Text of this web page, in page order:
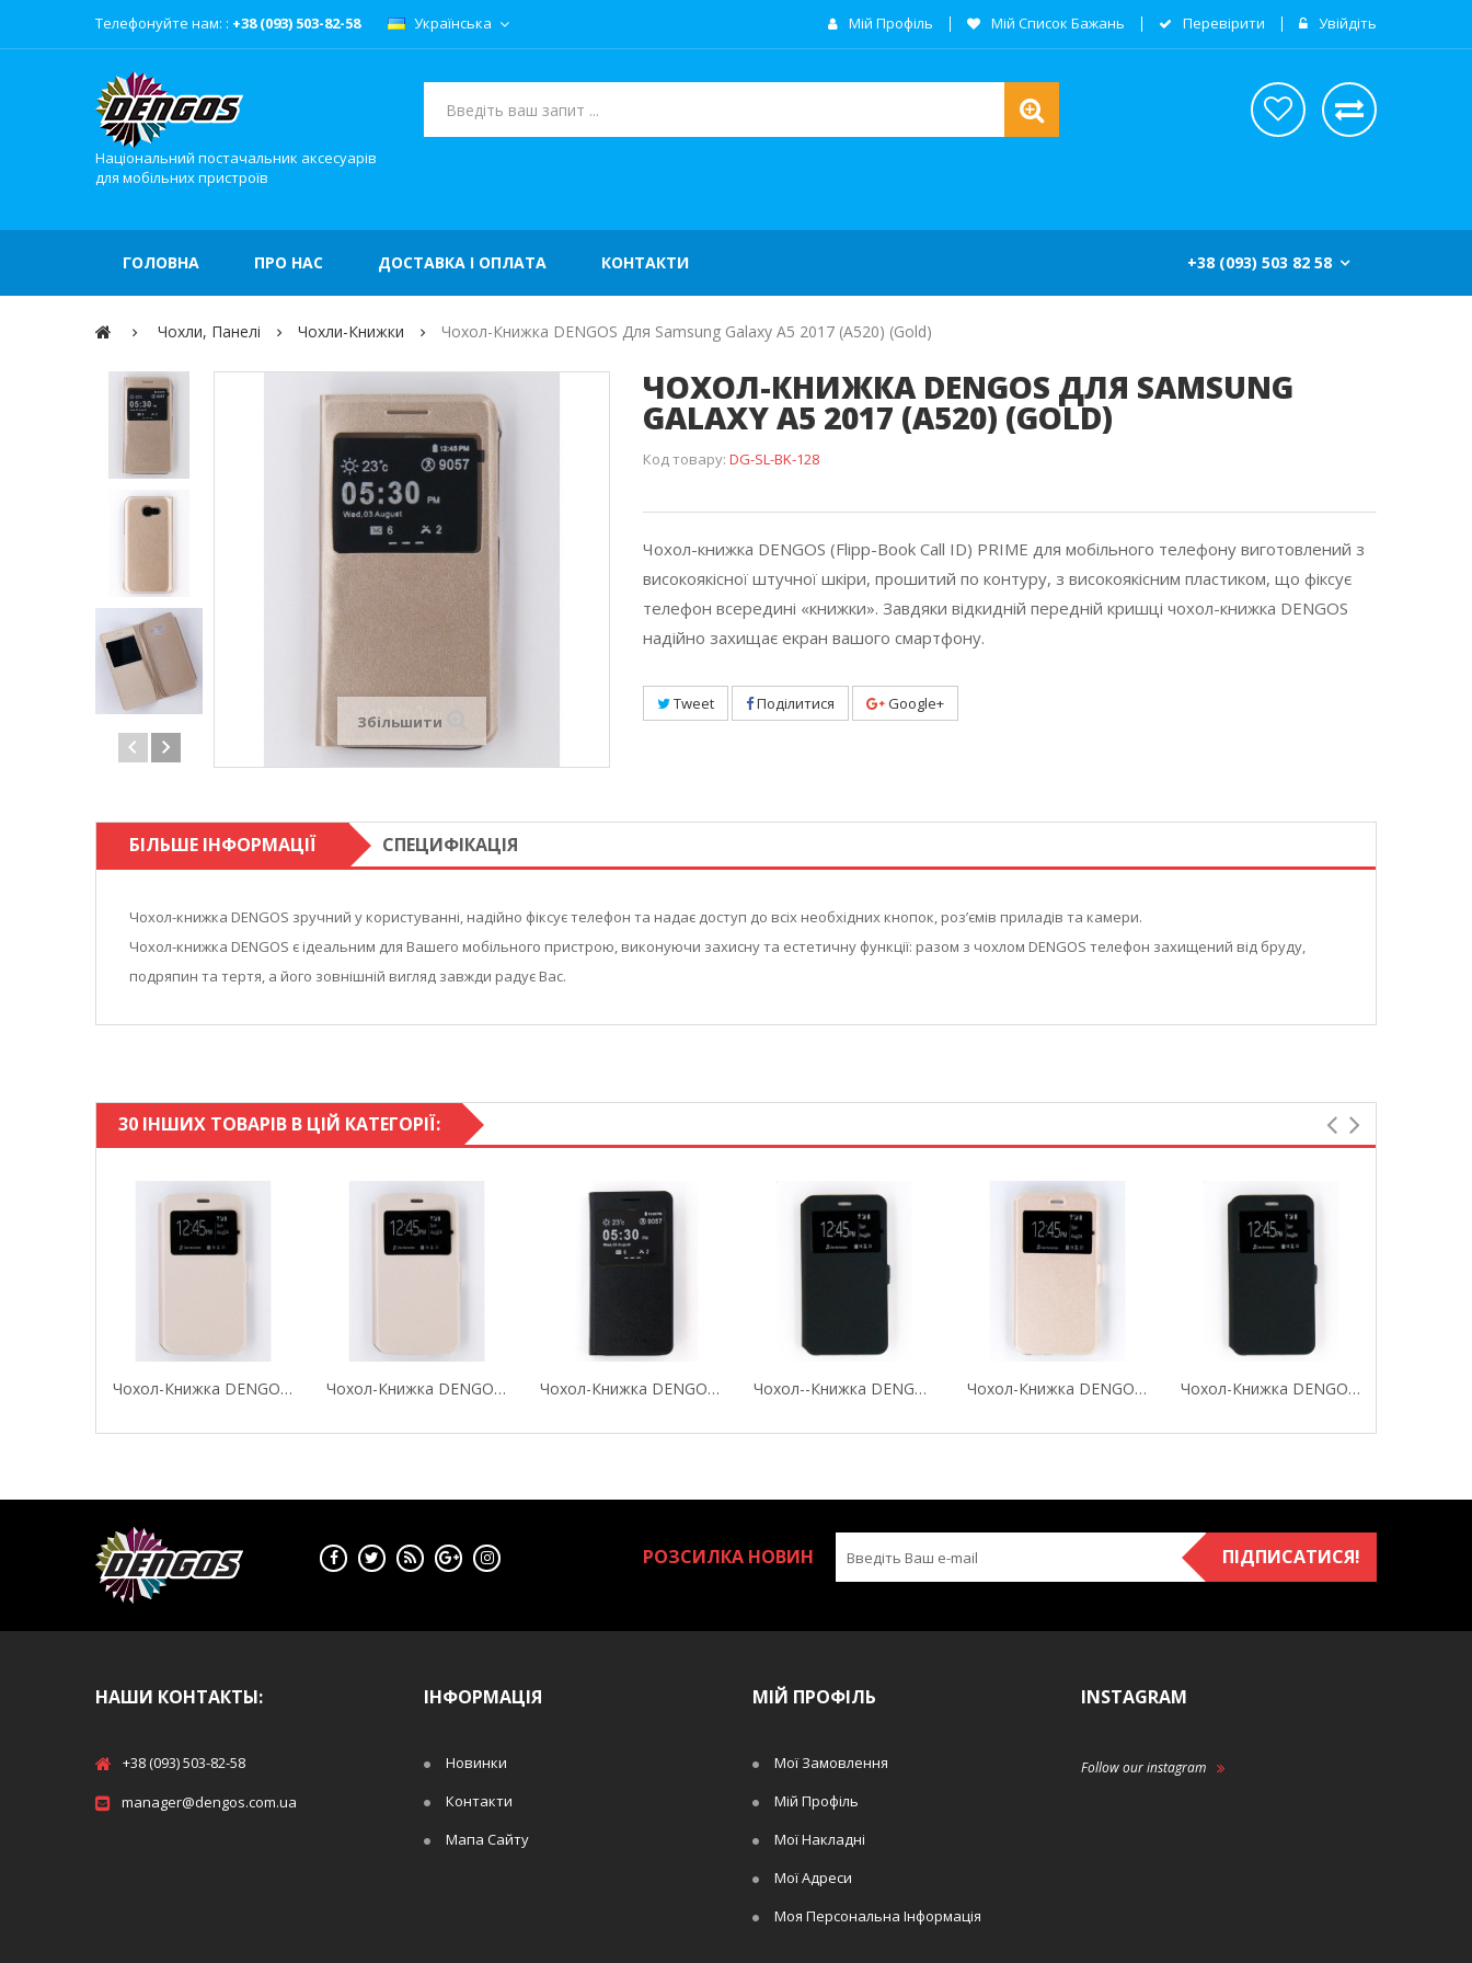
Телефонуйте нам: : +38 (093) 503-82-58 Мій Профіль Мій Список Бажань Перевірити Увійдіть
Українська
Національний постачальник аксесуарів
для мобільних пристроїв
ГОЛОВНА ПРО НАС ДОСТАВКА І ОПЛАТА КОНТАКТИ +38 (093) 503 82 58
Чохли, Панелі Чохли-Книжки Чохол-Книжка DENGOS Для Samsung Galaxy А5 2017 (А520) (gold)
Збільшити
ЧОХОЛ-КНИЖКА DENGOS ДЛЯ SAMSUNG
GALAXY А5 2017 (А520) (GOLD)
Код товару: DG-SL-BK-128
Чохол-книжка DENGOS (Flipp-Book Call ID) PRIME для мобільного телефону виготовлений з
високоякісної штучної шкіри, прошитий по контуру, з високоякісним пластиком, що фіксує
телефон всередині «книжки». Завдяки відкидній передній кришці чохол-книжка DENGOS
надійно захищає екран вашого смартфону.
Tweet Поділитися Google+
БІЛЬШЕ ІНФОРМАЦІЇ СПЕЦИФІКАЦІЯ
Чохол-книжка DENGOS зручний у користуванні, надійно фіксує телефон та надає доступ до всіх необхідних кнопок, роз’ємів приладів та камери.
Чохол-книжка DENGOS є ідеальним для Вашего мобільного пристрою, виконуючи захисну та естетичну функції: разом з чохлом DENGOS телефон захищений від бруду,
подряпин та тертя, а його зовнішній вигляд завжди радує Вас.
30 ІНШИХ ТОВАРІВ В ЦІЙ КАТЕГОРІЇ:
Чохол-Книжка DENGOS Для ZTE Blade A610 (gold) Чохол-Книжка DENGOS Для Lenovo K5/K5 Plus... Чохол-Книжка DENGOS Для Samsung Galaxy А5 2017... Чохол--книжка DENGOS Для Xiaomi Redmi Note 4... Чохол-Книжка DENGOS Для Xiaomi Redmi 4x (gold) Чохол-Книжка DENGOS Для Xiaomi Redmi 4x (black)
РОЗСИЛКА НОВИН ПІДПИСАТИСЯ!
НАШИ КОНТАКТЫ:
+38 (093) 503-82-58
manager@dengos.com.ua
ІНФОРМАЦІЯ
Новинки
Контакти
Мапа Сайту
МІЙ ПРОФІЛЬ
Мої Замовлення
Мій Профіль
Мої Накладні
Мої Адреси
Моя Персональна Інформація
INSTAGRAM
Follow our instagram